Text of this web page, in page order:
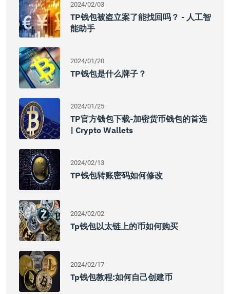
2024/02/03
TP钱包被盗立案了能找回吗？ - 人工智
能助手
2024/01/20
TP钱包是什么牌子？
2024/01/25
TP官方钱包下载-加密货币钱包的首选
| Crypto Wallets
2024/02/13
TP钱包转账密码如何修改
2024/02/02
Tp钱包以太链上的币如何购买
2024/02/17
Tp钱包教程:如何自己创建币